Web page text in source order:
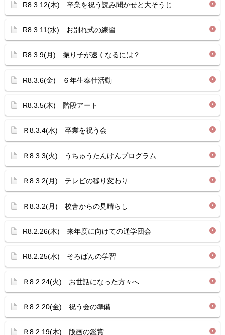
R8.3.12(木) 卒業を祝う読み聞かせと大そうじ
R8.3.11(水) お別れ式の練習
R8.3.9(月) 振り子が速くなるには？
R8.3.6(金) ６年生奉仕活動
R8.3.5(木) 階段アート
Ｒ8.3.4(水) 卒業を祝う会
Ｒ8.3.3(火) うちゅうたんけんプログラム
Ｒ8.3.2(月) テレビの移り変わり
Ｒ8.3.2(月) 校舎からの見晴らし
R8.2.26(木) 来年度に向けての通学団会
R8.2.25(水) そろばんの学習
Ｒ8.2.24(火) お世話になった方々へ
Ｒ8.2.20(金) 祝う会の準備
Ｒ8.2.19(木) 版画の鑑賞